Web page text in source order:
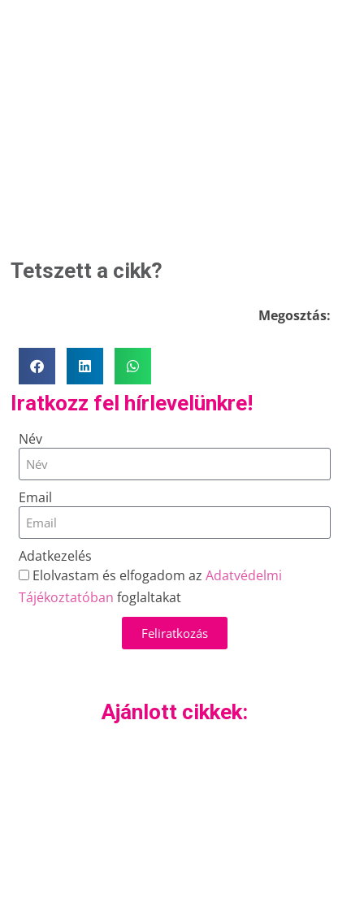
Tetszett a cikk?
Megosztás:
Iratkozz fel hírlevelünkre!
Név
Email
Adatkezelés
Elolvastam és elfogadom azAdatvédelmi
Tájékoztatóban foglaltakat
Feliratkozás
Ajánlott cikkek: